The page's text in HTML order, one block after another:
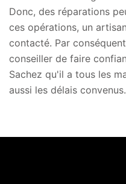
Donc, des réparations
ces opérations, un
contacté. Par
conseiller de faire
Sachez qu'il a tous les
aussi les délais convenus.